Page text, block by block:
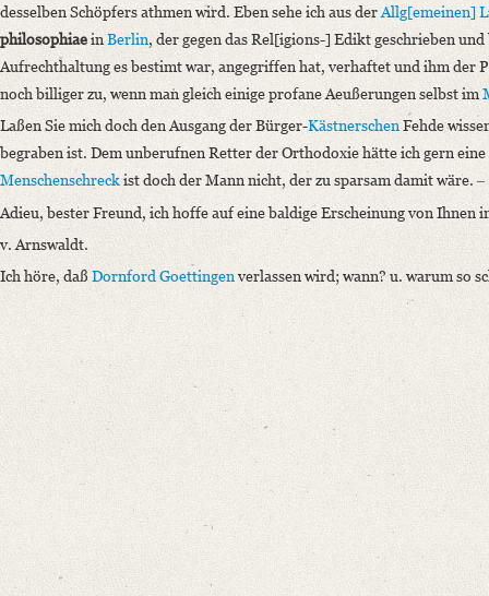
desselben Schöpfers athmen wird. Eben sehe ich aus derAllg[emeinen]
philosophiaeinBerlin, der gegen das Rel[igions-] Edikt geschrieben
Aufrechthaltung es bestimt war, angegriffen hat, verhaftet und ihm der
noch billiger zu, wenn man gleich einige profane Aeußerungen selbst im
Laßen Sie mich doch den Ausgang der Bürger-KästnerschenFehde
begraben ist. Dem unberufnen Retter der Orthodoxie hätte ich gern
Menschenschreckist doch der Mann nicht, der zu sparsam damit wäre. ‒
Adieu, bester Freund, ich hoffe auf eine baldige Erscheinung von Ihnen
v. Arnswaldt.
Ich höre, daßDornford Goettingenverlassen wird; wann? u. warum so